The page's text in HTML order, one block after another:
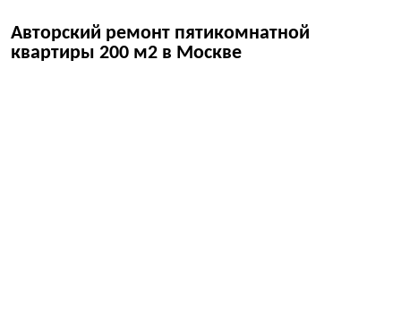
Авторский ремонт пятикомнатной
квартиры 200 м2 в Москве